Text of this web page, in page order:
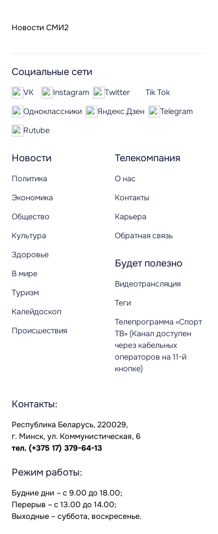
Новости СМИ2
Новости
Политика
Экономика
Общество
Культура
Здоровье
В мире
Туризм
Калейдоскоп
Происшествия
Телекомпания
О нас
Контакты
Карьера
Обратная связь
Будет полезно
Видеотрансляция
Теги
Телепрограмма «Спорт
ТВ» (Канал доступен
через кабельных
операторов на 11-й
кнопке)
Социальные сети
VK Instagram Twitter
Tik Tok
Одноклассники
Яндекс.Дзен
Telegram
Rutube
Контакты:
Республика Беларусь, 220029,
г. Минск, ул. Коммунистическая, 6
тел. (+375 17) 379-64-13
Режим работы:
Будние дни – с 9.00 до 18.00;
Перерыв – с 13.00 до 14.00;
Выходные – суббота, воскресенье.